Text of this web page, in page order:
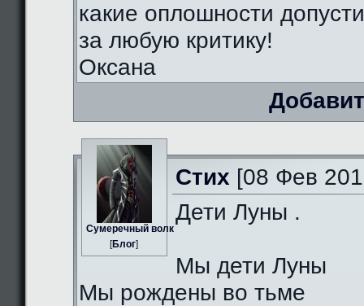
какие оплошности
за любую критику!
Оксана
Сумеречный волк
[Блог]
Стих [08 Фев
Дети Луны .
Мы дети Луны
Мы рождены во тьме